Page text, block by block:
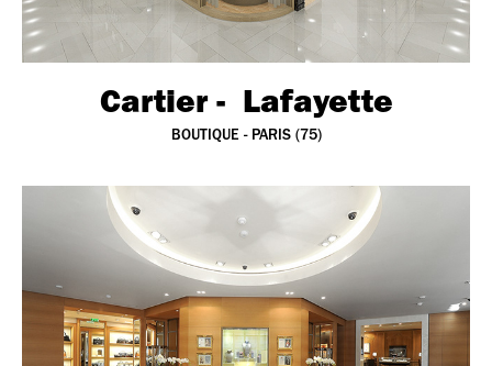
Cartier -  Lafayette
BOUTIQUE - PARIS (75)